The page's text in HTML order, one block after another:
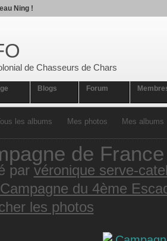
Ning !
de Chasseurs de Chars
Blogs Forum
les albums Mes photos Mes albums
de France
par véronique serve-
Campagne du 4ème
les photos